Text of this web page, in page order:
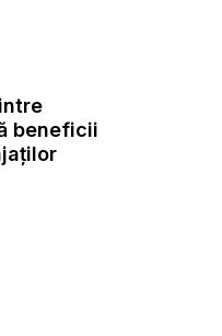
beneficii